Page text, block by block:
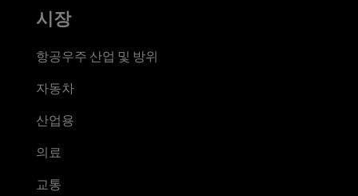
시장
항공우주 산업 및 방위
자동차
산업용
의료
교통